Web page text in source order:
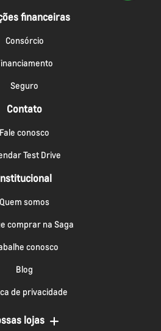
financeiras
Consórcio
Seguro
Contato
Fale conosco
Test Drive
Quem somos
comprar na Saga
conosco
Blog
de privacidade
lojas